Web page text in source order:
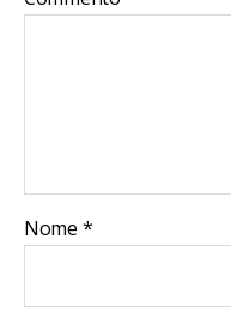
Nome *